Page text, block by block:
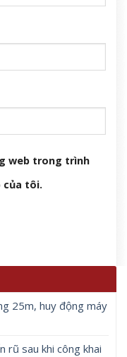
web trong trình
của tôi.
25m, huy động máy
rũ sau khi công khai